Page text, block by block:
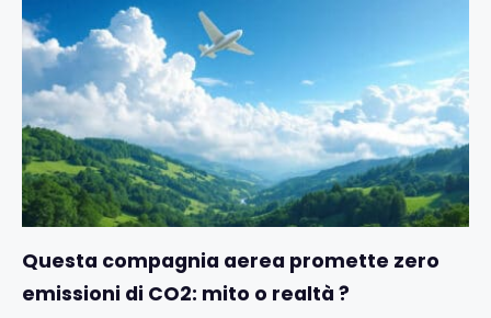
Questa compagnia aerea promette zero
emissioni di CO2: mito o realtà ?